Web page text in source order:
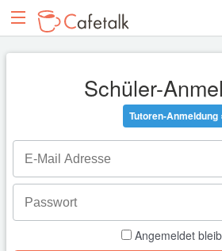
Schüler-
Tutoren-Anmeldung
Angemeldet